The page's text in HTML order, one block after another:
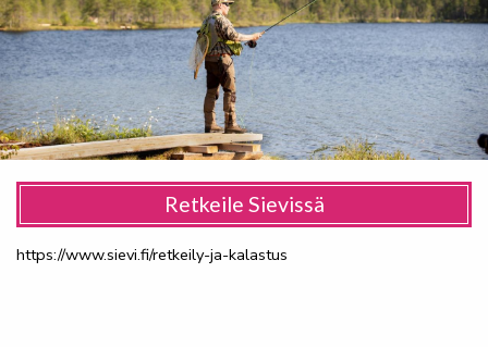
Retkeile Sievissä
https://www.sievi.fi/retkeily-ja-kalastus